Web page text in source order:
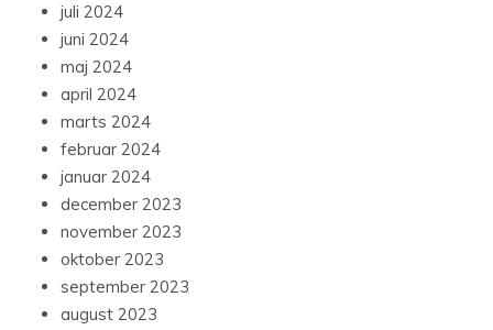
juli 2024
juni 2024
maj 2024
april 2024
marts 2024
februar 2024
januar 2024
december 2023
november 2023
oktober 2023
september 2023
august 2023